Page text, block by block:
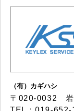
（有）カギハシ
〒020-0032 岩